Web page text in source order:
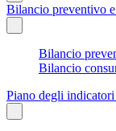
Bilancio preventivo
Bilancio
Bilancio
Piano degli